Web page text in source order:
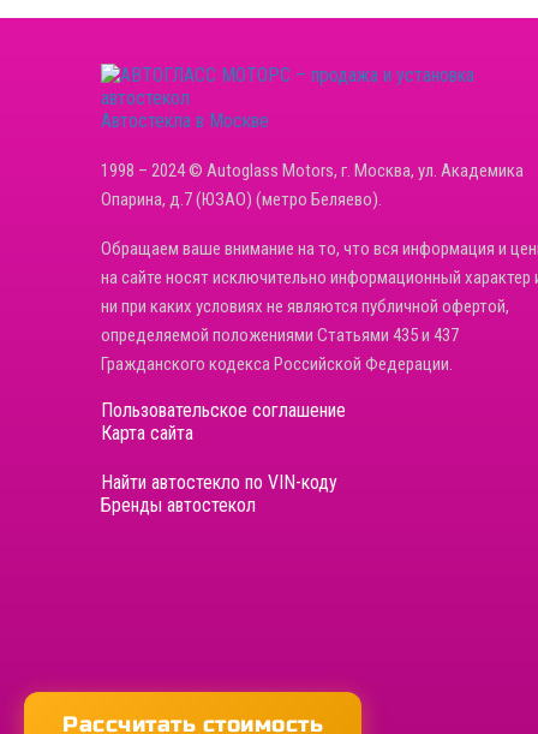
Автостекла в Москве
1998 – 2024 © Autoglass Motors, г. Москва, ул. Академика
Опарина, д.7 (ЮЗАО) (метро Беляево).
Обращаем ваше внимание на то, что вся информация и
на сайте носят исключительно информационный характер
ни при каких условиях не являются публичной офертой,
определяемой положениями Статьями 435 и 437
Гражданского кодекса Российской Федерации.
Пользовательское соглашение
Карта сайта
Найти автостекло по VIN-коду
Бренды автостекол
Рассчитать стоимость